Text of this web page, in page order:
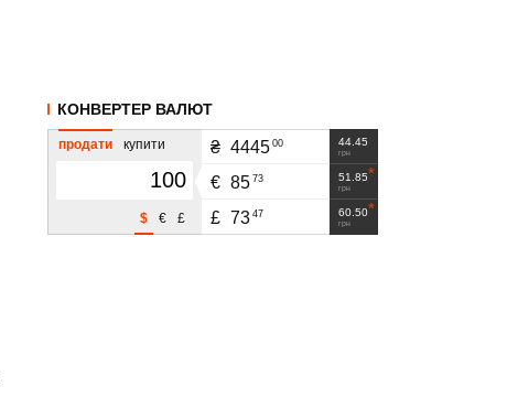
КОНВЕРТЕР ВАЛЮТ
продати купити
£
€
$
44.45
грн
₴ 4445 00
51.85
грн
€ 85 73
60.50
грн
£ 73 47